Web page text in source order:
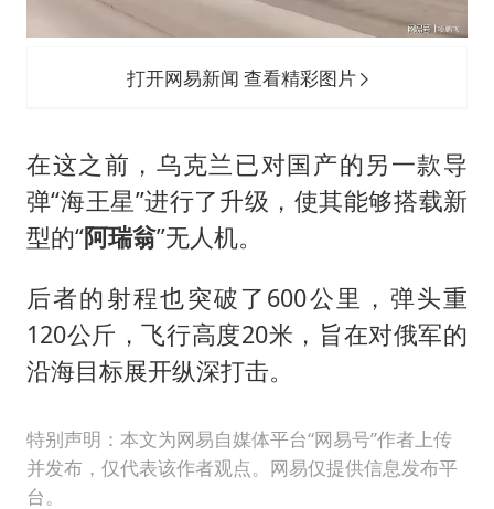
打开网易新闻 查看精彩图片
在这之前，乌克兰已对国产的另一款导
弹“海王星”进行了升级，使其能够搭载新
型的“阿瑞翁”无人机。
后者的射程也突破了600公里，弹头重
120公斤，飞行高度20米，旨在对俄军的
沿海目标展开纵深打击。
特别声明：本文为网易自媒体平台“网易号”作者上传
并发布，仅代表该作者观点。网易仅提供信息发布平
台。